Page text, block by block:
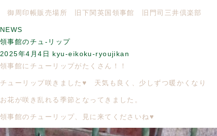
御周印帳販売場所 旧下関英国領事館 旧門司三井倶楽部
NEWS
領事館のチュ-リップ
2025年4月4日 kyu-eikoku-ryoujikan
領事館にチューリップがたくさん！！
チューリップ咲きました♥ 天気も良く、少しずつ暖かくなり
お花が咲き乱れる季節となってきました。
領事館のチューリップ、見に来てくださいね♥